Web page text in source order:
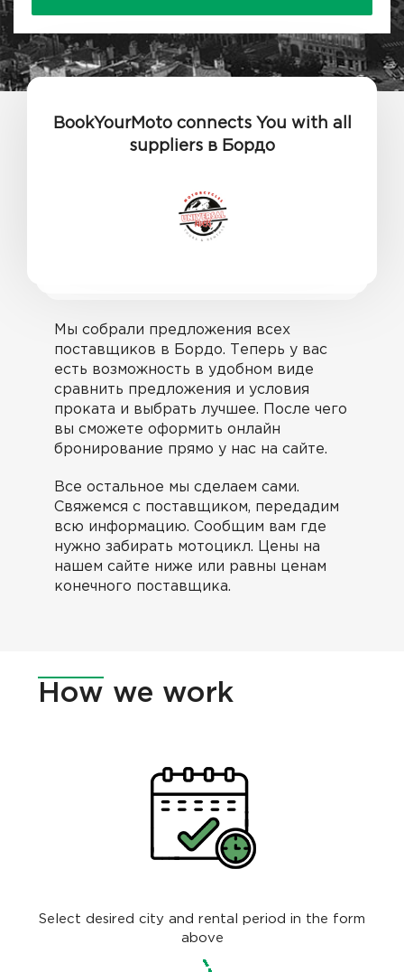
BookYourMoto connects You with all
suppliers в Бордо
Мы собрали предложения всех
поставщиков в Бордо. Теперь у вас
есть возможность в удобном виде
сравнить предложения и условия
проката и выбрать лучшее. После чего
вы сможете оформить онлайн
бронирование прямо у нас на сайте.
Все остальное мы сделаем сами.
Cвяжемся с поставщиком, передадим
всю информацию. Сообщим вам где
нужно забирать мотоцикл. Цены на
нашем сайте ниже или равны ценам
конечного поставщика.
How we work
Select desired city and rental period in the form
above